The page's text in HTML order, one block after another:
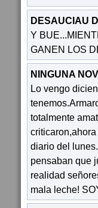
DESAUCIAU
Y
GANEN LOS
NINGUNA
Lo vengo
totalmente
diario del
pensaban que
realidad
mala leche!